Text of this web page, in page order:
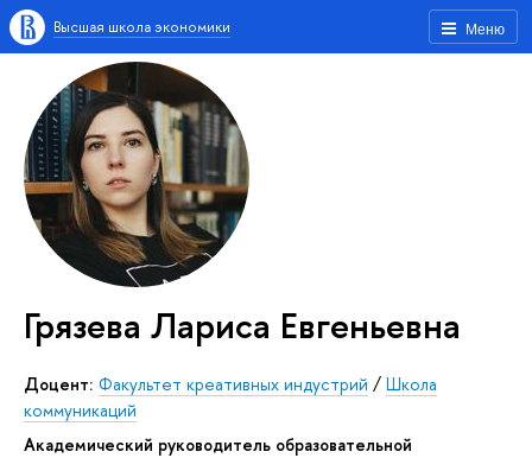
Меню
Высшая школа экономики
Грязева Лариса Евгеньевна
Доцент: Факультет креативных индустрий / Школа
коммуникаций
Академический руководитель образовательной